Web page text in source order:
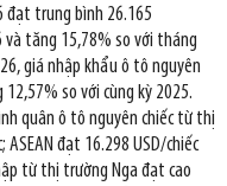
đạt trung bình 26.165
và tăng 15,78% so với tháng
giá nhập khẩu ô tô nguyên
so với cùng kỳ 2025.
quân ô tô nguyên chiếc từ thị
đạt 16.298 USD/chiếc
từ thị trường Nga đạt cao